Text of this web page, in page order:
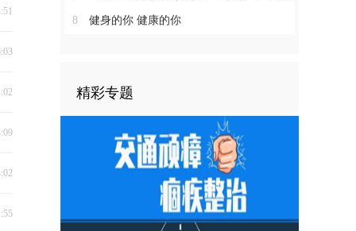
8 健身的你 健康的你
精彩专题